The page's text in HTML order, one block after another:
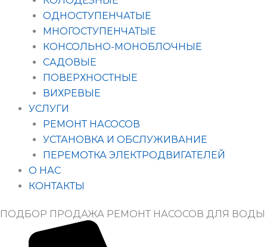
ОДНОСТУПЕНЧАТЫЕ
МНОГОСТУПЕНЧАТЫЕ
КОНСОЛЬНО-МОНОБЛОЧНЫЕ
САДОВЫЕ
ПОВЕРХНОСТНЫЕ
ВИХРЕВЫЕ
УСЛУГИ
РЕМОНТ НАСОСОВ
УСТАНОВКА И ОБСЛУЖИВАНИЕ
ПЕРЕМОТКА ЭЛЕКТРОДВИГАТЕЛЕЙ
О НАС
КОНТАКТЫ
ПОДБОР ПРОДАЖА РЕМОНТ НАСОСОВ ДЛЯ ВОДЫ